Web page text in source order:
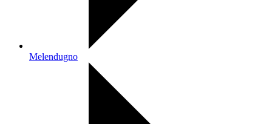
Melendugno